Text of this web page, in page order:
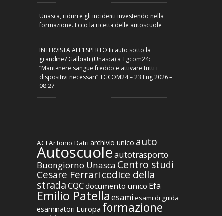
Unasca, ridurre gli incidenti investendo nella
formazione. Ecco la ricetta delle autoscuole
INTERVISTA ALL’ESPERTO In auto sotto la
grandine? Galbiati (Unasca) a Tgcom24:
“Mantenere sangue freddo e attivare tutti i
dispositivi necessari” TGCOM24 – 23 Lug 2026 –
08:27
ACI Antonio Datri archivio unico auto
Autoscuoleautotrasporto
Buongiorno Unasca Centro studi
Cesare Ferraricodice della
stradaCQCdocumento unico Efa
Emilio Patella esami esami di guida
esaminatori Europa formazione